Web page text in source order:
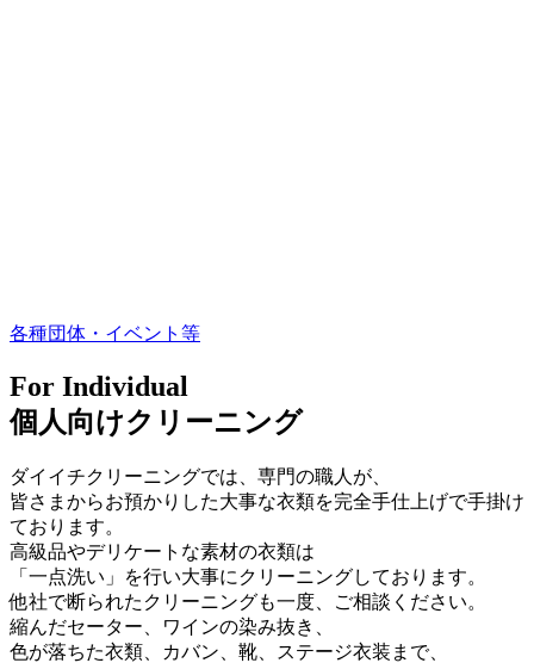
各種団体・イベント等
For Individual
個人向けクリーニング
ダイイチクリーニングでは、専門の職人が、
皆さまからお預かりした大事な衣類を完全手仕上げで手掛け
ております。
高級品やデリケートな素材の衣類は
「一点洗い」を行い大事にクリーニングしております。
他社で断られたクリーニングも一度、ご相談ください。
縮んだセーター、ワインの染み抜き、
色が落ちた衣類、カバン、靴、ステージ衣装まで、